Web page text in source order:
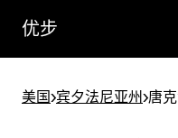
优步
美国>宾夕法尼亚州>唐